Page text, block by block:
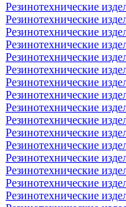
Резинотехнические
Резинотехнические
Резинотехнические
Резинотехнические
Резинотехнические
Резинотехнические
Резинотехнические
Резинотехнические
Резинотехнические
Резинотехнические
Резинотехнические
Резинотехнические
Резинотехнические
Резинотехнические
Резинотехнические
Резинотехнические